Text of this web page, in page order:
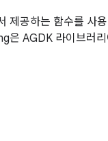
제공하는 함수를 사
은 AGDK 라이브러리